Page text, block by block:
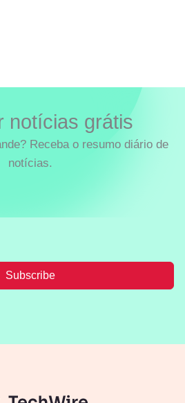
notícias grátis
Receba o resumo diário de
notícias.
Subscribe